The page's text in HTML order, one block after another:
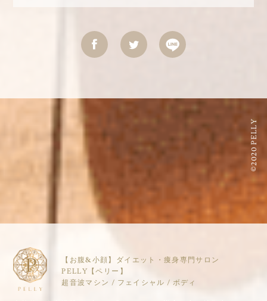
©2020 PELLY
【お腹&小顔】ダイエット・痩身専門サロン
PELLY【ペリー】
超音波マシン / フェイシャル / ボディ